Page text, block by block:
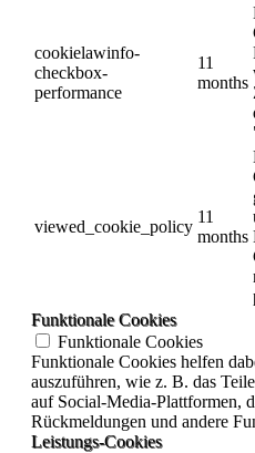
cookielawinfo-
checkbox-
performance
11
months
viewed_cookie_policy
11
months
Funktionale Cookies
Funktionale Cookies
Funktionale Cookies helfen
auszuführen, wie z. B. das
auf Social-Media-Plattformen,
Rückmeldungen und andere
Leistungs-Cookies